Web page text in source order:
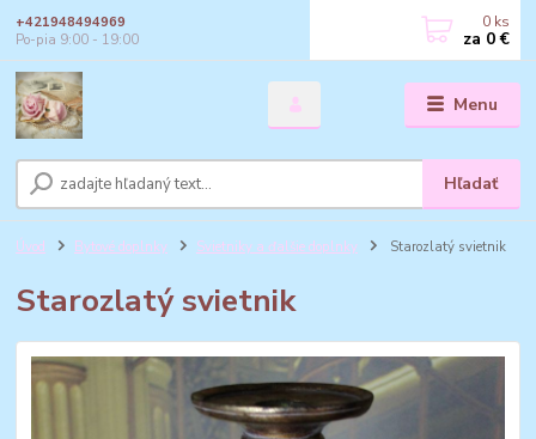
Menu
Hľadať
+421948494969
Po-pia 9:00 - 19:00
0 ks
za 0 €
Úvod Bytové doplnky Svietniky a ďalšie doplnky Starozlatý svietnik
Starozlatý svietnik